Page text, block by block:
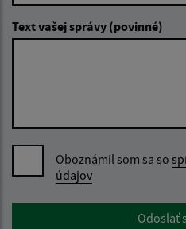
Text vašej správy (povinné)
Oboznámil som sa so
údajov
Google reCaptcha ResponseOdoslať